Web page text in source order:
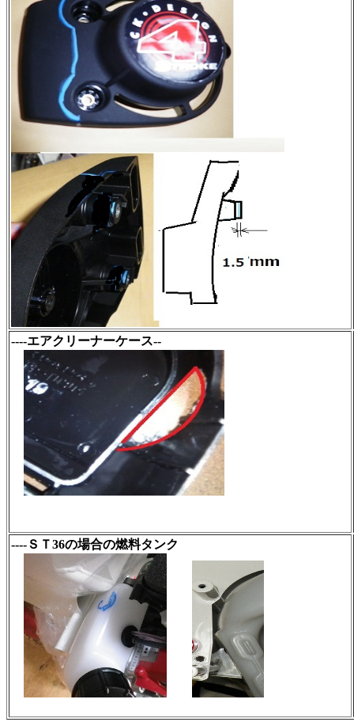
----エアクリーナーケース--
----ＳＴ36の場合の燃料タンク